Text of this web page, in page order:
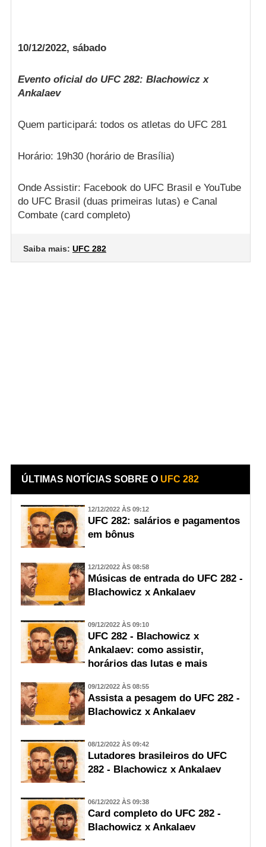
10/12/2022, sábado
Evento oficial do UFC 282: Blachowicz x
Ankalaev
Quem participará: todos os atletas do UFC 281
Horário: 19h30 (horário de Brasília)
Onde Assistir: Facebook do UFC Brasil e YouTube
do UFC Brasil (duas primeiras lutas) e Canal
Combate (card completo)
Saiba mais: UFC 282
ÚLTIMAS NOTÍCIAS SOBRE O UFC 282
12/12/2022 ÀS 09:12
UFC 282: salários e pagamentos
em bônus
12/12/2022 ÀS 08:58
Músicas de entrada do UFC 282 -
Blachowicz x Ankalaev
09/12/2022 ÀS 09:10
UFC 282 - Blachowicz x
Ankalaev: como assistir,
horários das lutas e mais
09/12/2022 ÀS 08:55
Assista a pesagem do UFC 282 -
Blachowicz x Ankalaev
08/12/2022 ÀS 09:42
Lutadores brasileiros do UFC
282 - Blachowicz x Ankalaev
06/12/2022 ÀS 09:38
Card completo do UFC 282 -
Blachowicz x Ankalaev